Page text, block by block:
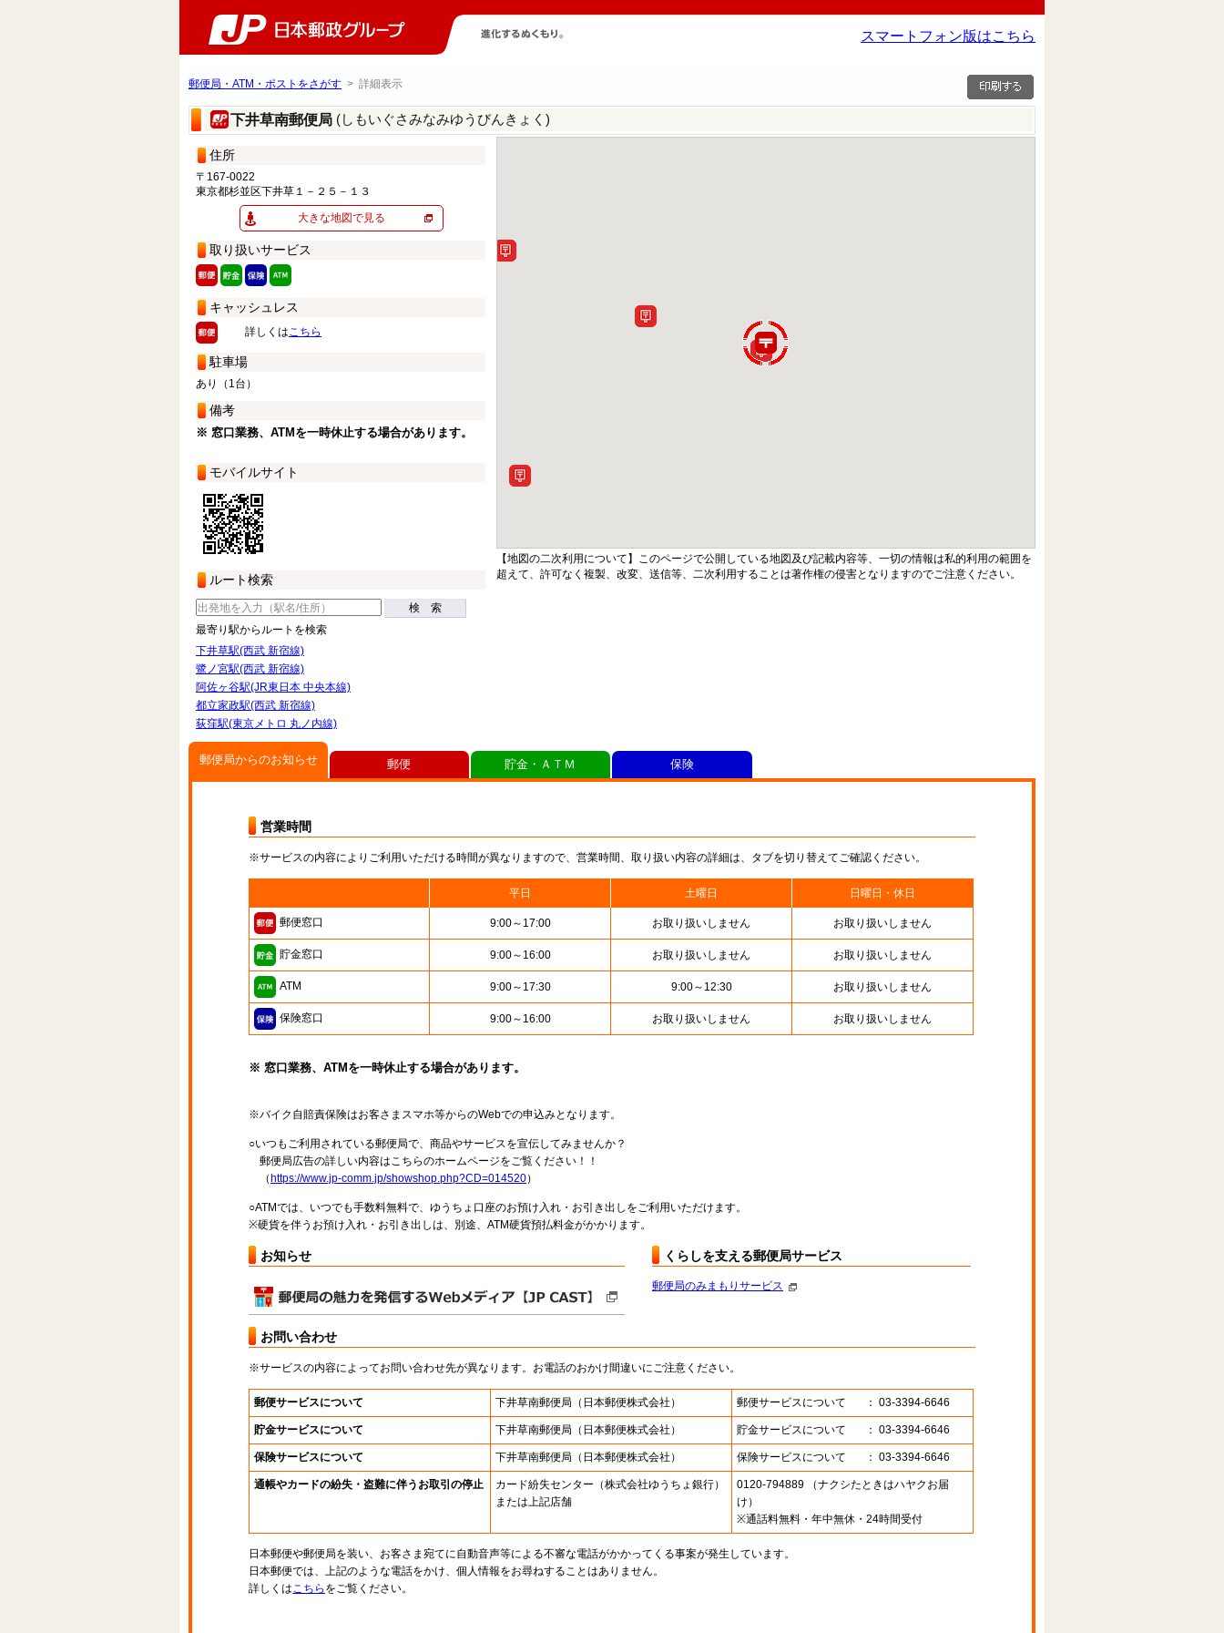
スマートフォン版はこちら
郵便局・ATM・ポストをさがす > 詳細表示
下井草南郵便局 (しもいぐさみなみゆうびんきょく)
住所
〒167-0022
東京都杉並区下井草１－２５－１３
大きな地図で見る
取り扱いサービス
キャッシュレス
詳しくはこちら
駐車場
あり（1台）
備考
※ 窓口業務、ATMを一時休止する場合があります。
モバイルサイト
ルート検索
検 索
最寄り駅からルートを検索
下井草駅(西武 新宿線)
鷺ノ宮駅(西武 新宿線)
阿佐ヶ谷駅(JR東日本 中央本線)
都立家政駅(西武 新宿線)
荻窪駅(東京メトロ 丸ノ内線)
【地図の二次利用について】このページで公開している地図及び記載内容等、一切の情報は私的利用の範囲を
超えて、許可なく複製、改変、送信等、二次利用することは著作権の侵害となりますのでご注意ください。
郵便局からのお知らせ
営業時間
※サービスの内容によりご利用いただける時間が異なりますので、営業時間、取り扱い内容の詳細は、タブを切り替えてご確認ください。
平日 土曜日 日曜日・休日
郵便窓口 9:00～17:00 お取り扱いしません お取り扱いしません
貯金窓口 9:00～16:00 お取り扱いしません お取り扱いしません
ATM 9:00～17:30 9:00～12:30 お取り扱いしません
保険窓口 9:00～16:00 お取り扱いしません お取り扱いしません
※ 窓口業務、ATMを一時休止する場合があります。
※バイク自賠責保険はお客さまスマホ等からのWebでの申込みとなります。
○いつもご利用されている郵便局で、商品やサービスを宣伝してみませんか？
郵便局広告の詳しい内容はこちらのホームページをご覧ください！！
（ https://www.jp-comm.jp/showshop.php?CD=014520）
○ATMでは、いつでも手数料無料で、ゆうちょ口座のお預け入れ・お引き出しをご利用いただけます。
※硬貨を伴うお預け入れ・お引き出しは、別途、ATM硬貨預払料金がかかります。
お知らせ くらしを支える郵便局サービス
郵便局のみまもりサービス
お問い合わせ
※サービスの内容によってお問い合わせ先が異なります。お電話のおかけ間違いにご注意ください。
郵便サービスについて 下井草南郵便局 （日本郵便株式会社） 郵便サービスについて ： 03-3394-6646
貯金サービスについて 下井草南郵便局 （日本郵便株式会社） 貯金サービスについて ： 03-3394-6646
保険サービスについて 下井草南郵便局 （日本郵便株式会社） 保険サービスについて ： 03-3394-6646
通帳やカードの紛失・盗難に伴うお取引の停止 カード紛失センター （株式会社ゆうちょ銀行）
または上記店舗
0120-794889 （ナクシたときはハヤクお届
け）
※通話料無料・年中無休・24時間受付
日本郵便や郵便局を装い、お客さま宛てに自動音声等による不審な電話がかかってくる事案が発生しています。
日本郵便では、上記のような電話をかけ、個人情報をお尋ねすることはありません。
詳しくはこちら をご覧ください。
郵便 貯金・ＡＴＭ 保険